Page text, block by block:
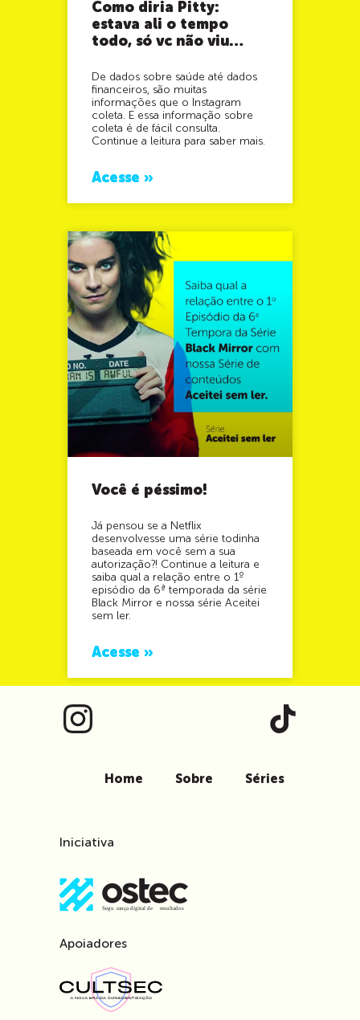
Como diria Pitty:
estava ali o tempo
todo, só vc não viu…
De dados sobre saúde até dados
financeiros, são muitas
informações que o Instagram
coleta. E essa informação sobre
coleta é de fácil consulta.
Continue a leitura para saber mais.
Acesse »
Você é péssimo!
Já pensou se a Netflix
desenvolvesse uma série todinha
baseada em você sem a sua
autorização?! Continue a leitura e
saiba qual a relação entre o 1º
episódio da 6ª temporada da série
Black Mirror e nossa série Aceitei
sem ler.
Acesse »
Home Sobre Séries
Iniciativa
Apoiadores